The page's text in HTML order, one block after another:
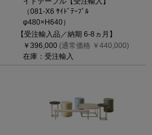
（081-X6 ｻｲﾄﾞﾃｰﾌﾞﾙ
φ480×H640）
【受注輸入品／納期 6-8ヵ月】
￥396,000 (通常価格 ￥440,000)
在庫：受注輸入